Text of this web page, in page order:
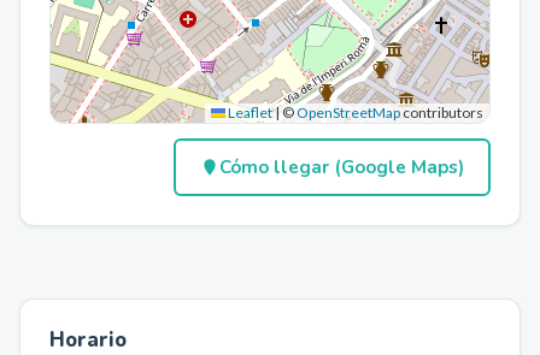
Leaflet|©OpenStreetMapcontributors
Cómo llegar (Google Maps)
Horario